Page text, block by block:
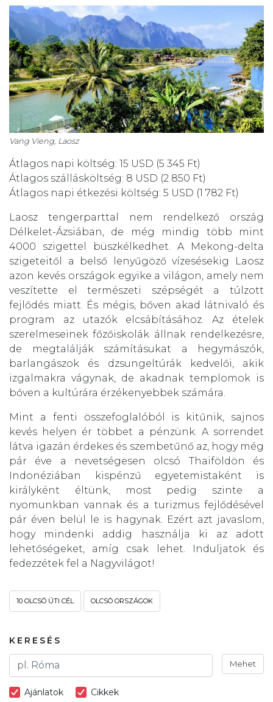
Vang Vieng, Laosz
Átlagos napi költség: 15 USD (5 345 Ft)
Átlagos szállásköltség: 8 USD (2 850 Ft)
Átlagos napi étkezési költség: 5 USD (1 782 Ft)
Laosz tengerparttal nem rendelkező ország
Délkelet-Ázsiában, de még mindig több mint
4000 szigettel büszkélkedhet. A Mekong-delta
szigeteitől a belső lenyűgöző vízesésekig Laosz
azon kevés országok egyike a világon, amely nem
veszítette el természeti szépségét a túlzott
fejlődés miatt. És mégis, bőven akad látnivaló és
program az utazók elcsábításához. Az ételek
szerelmeseinek főzőiskolák állnak rendelkezésre,
de megtalálják számításukat a hegymászók,
barlangászok és dzsungeltúrák kedvelői, akik
izgalmakra vágynak, de akadnak templomok is
bőven a kultúrára érzékenyebbek számára.
Mint a fenti összefoglalóból is kitűnik, sajnos
kevés helyen ér többet a pénzünk. A sorrendet
látva igazán érdekes és szembetűnő az, hogy még
pár éve a nevetségesen olcsó Thaiföldön és
Indonéziában kispénzű egyetemistaként is
királyként éltünk, most pedig szinte a
nyomunkban vannak és a turizmus fejlődésével
pár éven belül le is hagynak. Ezért azt javaslom,
hogy mindenki addig használja ki az adott
lehetőségeket, amíg csak lehet. Induljatok és
fedezzétek fel a Nagyvilágot!
10 OLCSÓ ÚTI CÉL OLCSÓ ORSZÁGOK
KERESÉS
Mehet
Ajánlatok Cikkek